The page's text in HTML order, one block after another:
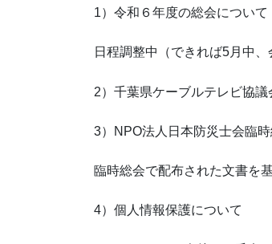
1）令和６年度の総会につい
日程調整中（できれば5月中、
2）千葉県ケーブルテレビ協
3）NPO法人日本防災士会臨
臨時総会で配布された文書を
4）個人情報保護について